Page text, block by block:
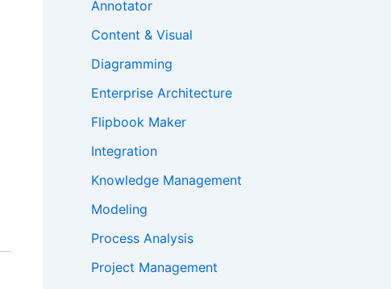
Annotator
Content & Visual
Diagramming
Enterprise Architecture
Flipbook Maker
Integration
Knowledge Management
Modeling
Process Analysis
Project Management